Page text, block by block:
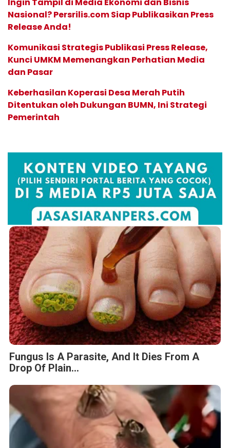
Nasional? Persrilis.com Siap Publikasikan Press
Release Anda!
Komunikasi Strategis Publikasi Press Release,
Kunci UMKM Memenangkan Perhatian Media
dan Pasar
Keberhasilan Koperasi Desa Merah Putih
Ditentukan oleh Dukungan BUMN, Ini Strategi
Pemerintah
Fungus Is A Parasite, And It Dies From A
Drop Of Plain...